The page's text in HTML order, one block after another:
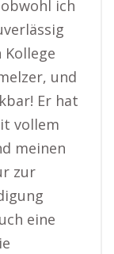
ich
und
Er hat
vollem
meinen
zur
eine